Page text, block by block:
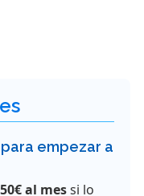
empezar a
50€ al messi lo